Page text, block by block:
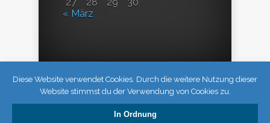
27
28 29
30
« März
Diese Website verwendet Cookies. Durch die weitere Nutzung dieser
Website stimmst du der Verwendung von Cookies zu.
In Ordnung